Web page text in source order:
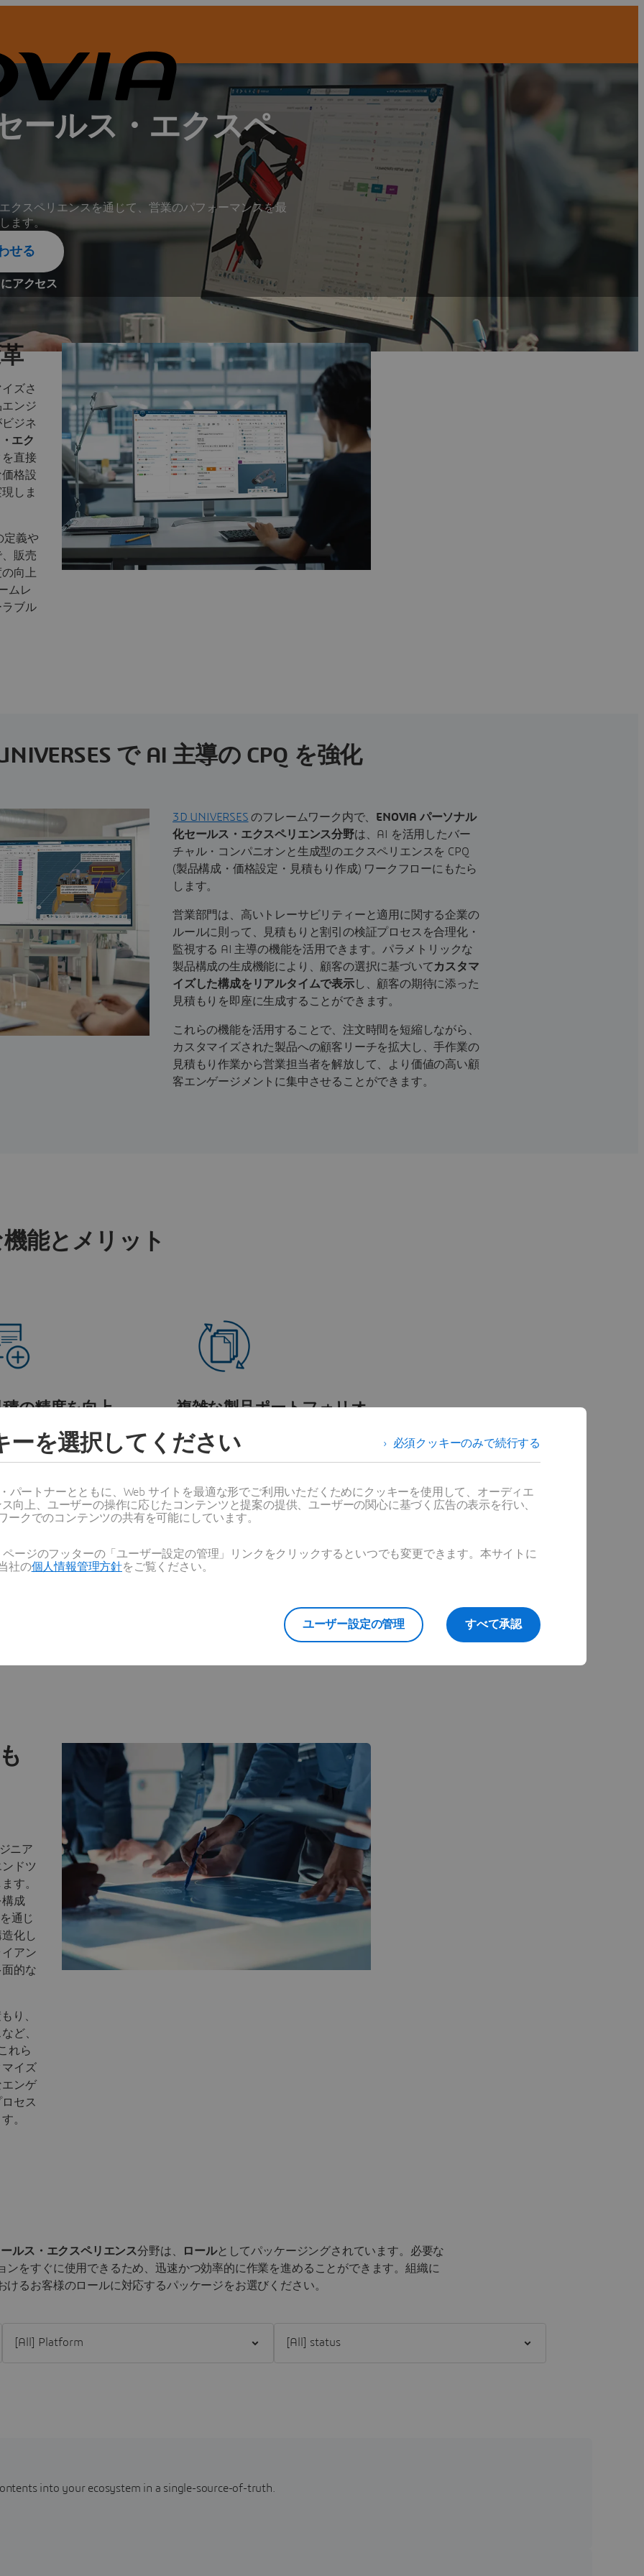
ールス・エクスペ
クスペリエンスを通じて、営業のパフォーマンスを最
ます。
せる
アクセス
ズさ
ンジ
ジネ
エク
直接
格設
しま
定義や
販売
向上
ムレ
ブル
で AI 主導の CPQ を強化
3D UNIVERSES のフレームワーク内で、 ENOVIA パーソナル
化セールス・エクスペリエンス分野は、AI を活用したバー
チャル・コンパニオンと生成型のエクスペリエンスを CPQ
(製品構成・価格設定・見積もり作成) ワークフローにもたら
します。
営業部門は、高いトレーサビリティーと適用に関する企業の
ルールに則って、見積もりと割引の検証プロセスを合理化・
監視する AI 主導の機能を活用できます。パラメトリックな
製品構成の生成機能により、顧客の選択に基づいてカスタマ
イズした構成をリアルタイムで表示し、顧客の期待に添った
見積もりを即座に生成することができます。
これらの機能を活用することで、注文時間を短縮しながら、
カスタマイズされた製品への顧客リーチを拡大し、手作業の
見積もり作業から営業担当者を解放して、より価値の高い顧
客エンゲージメントに集中させることができます。
能とメリット
積の精度を向上
タイムで同期します。
複雑な製品ポートフォリオ
変動性と価格設定ルールを管理しなが
ら、カスタマイズされたソリューショ
企業全体で統合
ERP、CRM、セールス、エンジニアリ
ング、運用をシームレスに連携させま
ニア
ドツ
す。
構成
通じ
化し
アン
的な
り、
ど、
れら
イズ
ンゲ
セス
。
ルス・エクスペリエンス分野は、 ロールとしてパッケージングされています。必要な
ンをすぐに使用できるため、迅速かつ効率的に作業を進めることができます。組織に
けるお客様のロールに対応するパッケージをお選びください。
into your ecosystem in a single-source-of-truth.
必須クッキーのみで続行する
ーを選択してください
パートナーとともに、Web サイトを最適な形でご利用いただくためにクッキーを使用して、オーディエ
向上、ユーザーの操作に応じたコンテンツと提案の提供、ユーザーの関心に基づく広告の表示を行い、
クでのコンテンツの共有を可能にしています。
ージのフッターの「ユーザー設定の管理」リンクをクリックするといつでも変更できます。本サイトに
社の個人情報管理方針をご覧ください。
すべて承認
ユーザー設定の管理